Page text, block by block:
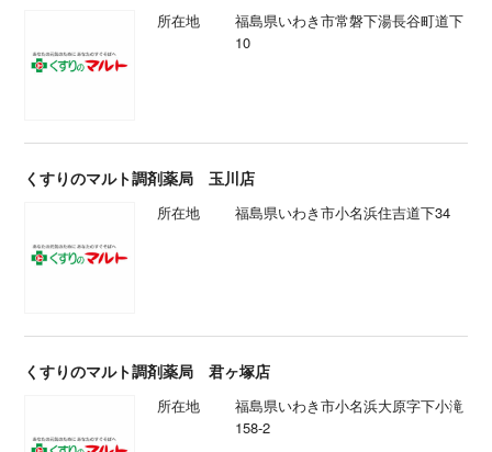
所在地
福島県いわき市常磐下湯長谷町道下
10
くすりのマルト調剤薬局 玉川店
所在地 福島県いわき市小名浜住吉道下34
くすりのマルト調剤薬局 君ヶ塚店
所在地
福島県いわき市小名浜大原字下小滝
158-2